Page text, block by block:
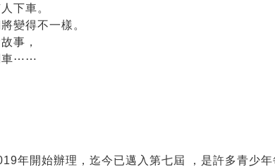
下車。
變得不一樣。
事，
車⋯⋯
年開始辦理，迄今已邁入第七屆 ，是許多青少